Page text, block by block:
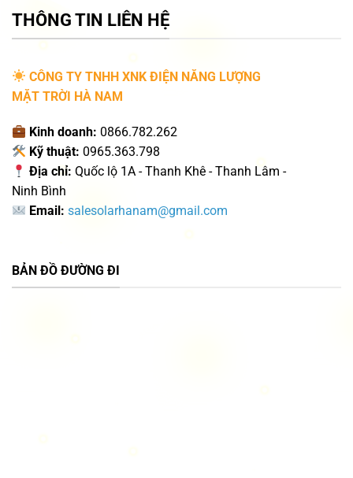
THÔNG TIN LIÊN HỆ
CÔNG TY TNHH XNK ĐIỆN NĂNG LƯỢNG
MẶT TRỜI HÀ NAM
Kinh doanh: 0866.782.262
Kỹ thuật: 0965.363.798
Địa chỉ: Quốc lộ 1A - Thanh Khê - Thanh Lâm -
Ninh Bình
Email: salesolarhanam@gmail.com
BẢN ĐỒ ĐƯỜNG ĐI